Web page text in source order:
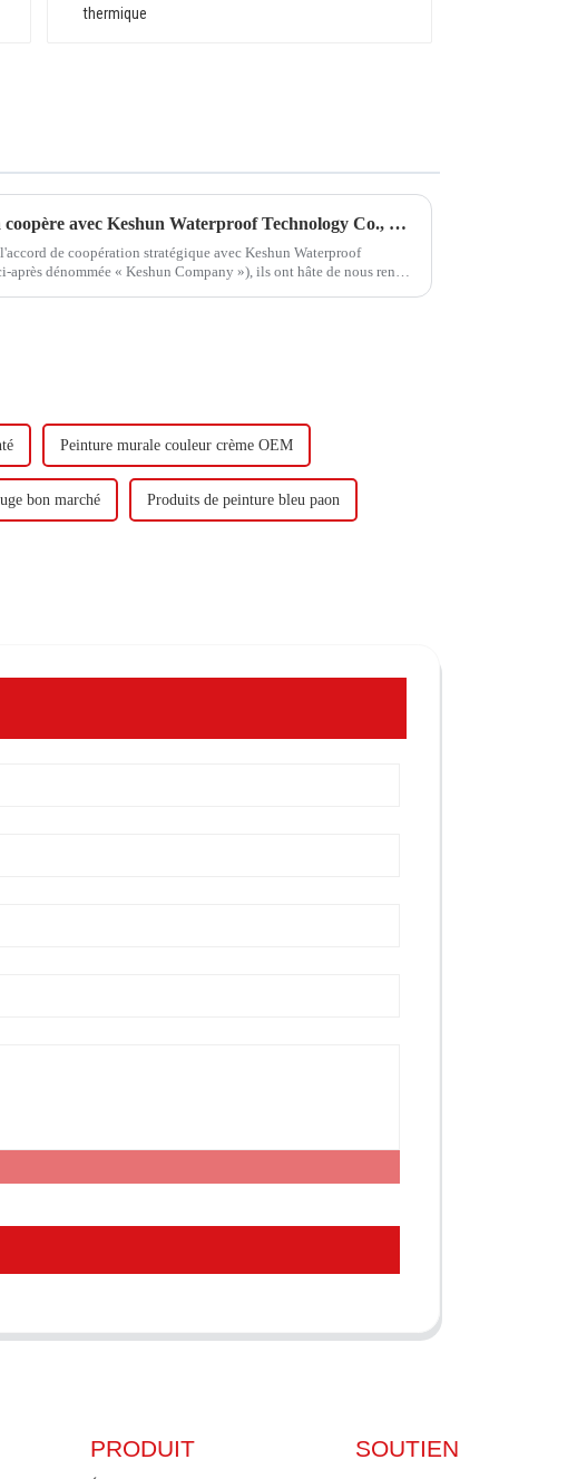
Hongxing Hongda coopère avec Keshun Waterproof Technology Co., Ltd pour apporter un nouvel avenir à l'industrie
de coopération stratégique avec Keshun Waterproof
dénommée « Keshun Company »), ils ont hâte de nous rendre
Peinture murale couleur crème OEM
bon marché Produits de peinture bleu paon
PRODUIT SOUTIEN